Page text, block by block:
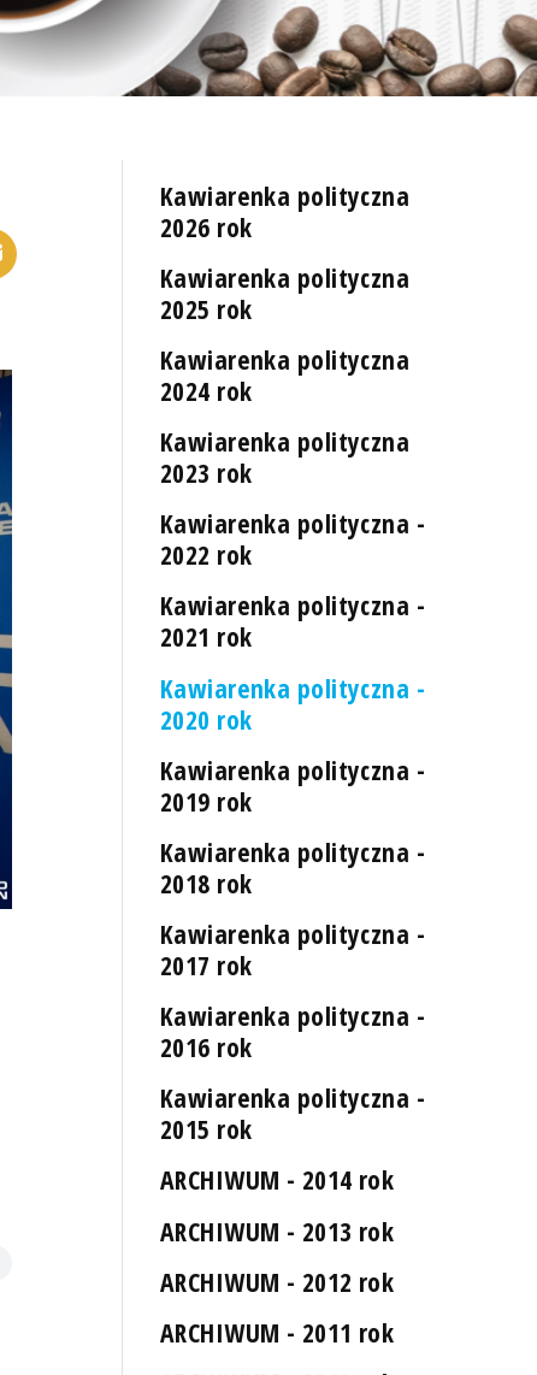
Kawiarenka polityczna
2026 rok
Kawiarenka polityczna
2025 rok
Kawiarenka polityczna
2024 rok
Kawiarenka polityczna
2023 rok
Kawiarenka polityczna -
2022 rok
Kawiarenka polityczna -
2021 rok
Kawiarenka polityczna -
2020 rok
Kawiarenka polityczna -
2019 rok
Kawiarenka polityczna -
2018 rok
Kawiarenka polityczna -
2017 rok
Kawiarenka polityczna -
2016 rok
Kawiarenka polityczna -
2015 rok
ARCHIWUM - 2014 rok
ARCHIWUM - 2013 rok
ARCHIWUM - 2012 rok
ARCHIWUM - 2011 rok